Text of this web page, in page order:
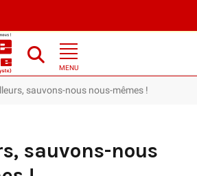
MENU
sauvons-nous nous-mêmes !
sauvons-nous